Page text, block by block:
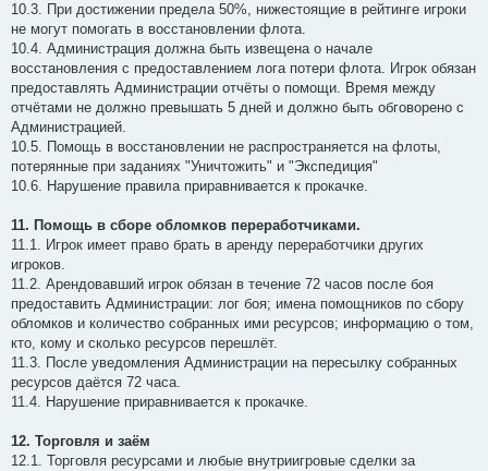
10.3. При достижении предела 50%, нижестоящие в рейтинге игроки
не могут помогать в восстановлении флота.
10.4. Администрация должна быть извещена о начале
восстановления с предоставлением лога потери флота. Игрок обязан
предоставлять Администрации отчёты о помощи. Время между
отчётами не должно превышать 5 дней и должно быть обговорено с
Администрацией.
10.5. Помощь в восстановлении не распространяется на флоты,
потерянные при заданиях "Уничтожить" и "Экспедиция"
10.6. Нарушение правила приравнивается к прокачке.
11. Помощь в сборе обломков переработчиками.
11.1. Игрок имеет право брать в аренду переработчики других
игроков.
11.2. Арендовавший игрок обязан в течение 72 часов после боя
предоставить Администрации: лог боя; имена помощников по сбору
обломков и количество собранных ими ресурсов; информацию о том,
кто, кому и сколько ресурсов перешлёт.
11.3. После уведомления Администрации на пересылку собранных
ресурсов даётся 72 часа.
11.4. Нарушение приравнивается к прокачке.
12. Торговля и заём
12.1. Торговля ресурсами и любые внутриигровые сделки за